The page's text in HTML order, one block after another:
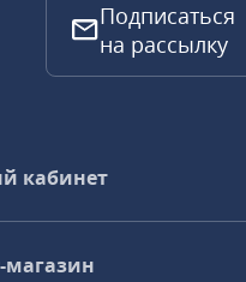
Подписаться
на рассылку
кабинет
магазин